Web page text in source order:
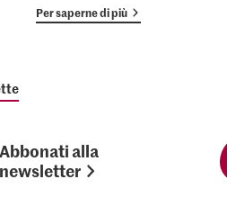
Per saperne di più
Abbonati alla
newsletter